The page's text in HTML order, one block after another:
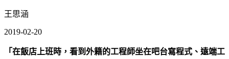
王思涵
2019-02-20
「在飯店上班時，看到外籍的工程師坐在吧台寫程式、遠端工